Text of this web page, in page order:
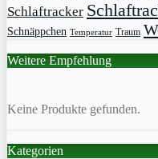
Schlaftracker
Schnäppchen Temperatur Traum
Weitere Empfehlung
Keine Produkte gefunden.
Kategorien